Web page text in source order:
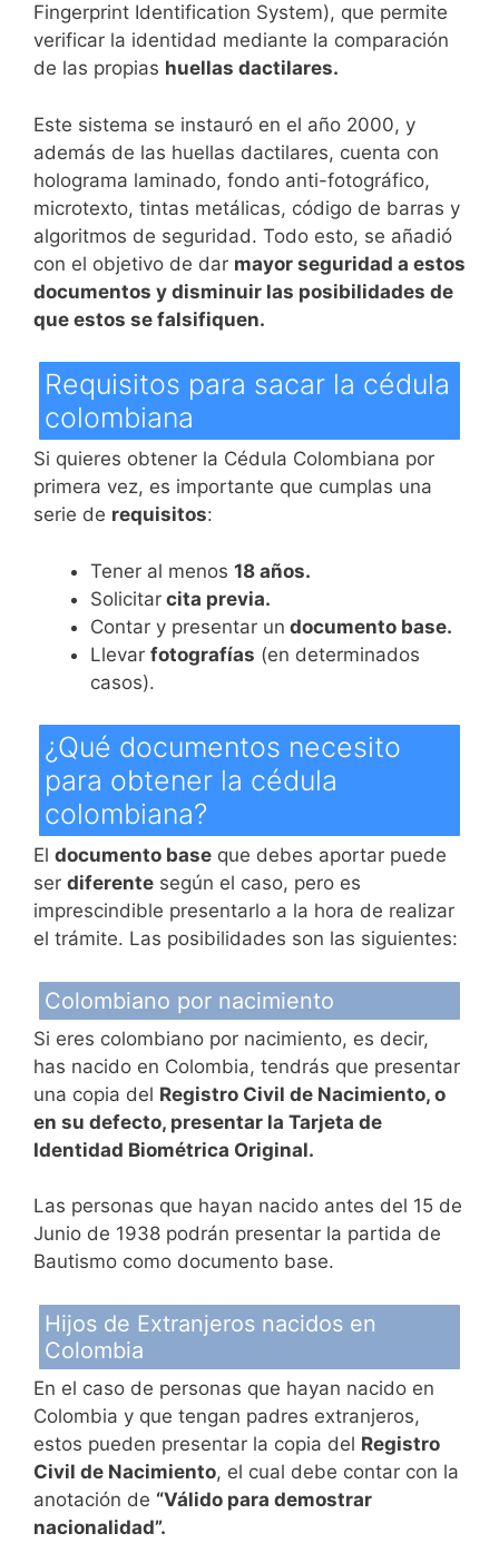
Fingerprint Identification System), que permite
verificar la identidad mediante la comparación
de las propias huellas dactilares.
Este sistema se instauró en el año 2000, y
además de las huellas dactilares, cuenta con
holograma laminado, fondo anti-fotográfico,
microtexto, tintas metálicas, código de barras y
algoritmos de seguridad. Todo esto, se añadió
con el objetivo de dar mayor seguridad a estos
documentos y disminuir las posibilidades de
que estos se falsifiquen.
Requisitos para sacar la cédula
colombiana
Si quieres obtener la Cédula Colombiana por
primera vez, es importante que cumplas una
serie de requisitos:
Tener al menos 18 años.
Solicitar cita previa.
Contar y presentar un documento base.
Llevar fotografías (en determinados
casos).
¿Qué documentos necesito
para obtener la cédula
colombiana?
El documento base que debes aportar puede
ser diferente según el caso, pero es
imprescindible presentarlo a la hora de realizar
el trámite. Las posibilidades son las siguientes:
Colombiano por nacimiento
Si eres colombiano por nacimiento, es decir,
has nacido en Colombia, tendrás que presentar
una copia del Registro Civil de Nacimiento, o
en su defecto, presentar la Tarjeta de
Identidad Biométrica Original.
Las personas que hayan nacido antes del 15 de
Junio de 1938 podrán presentar la partida de
Bautismo como documento base.
Hijos de Extranjeros nacidos en
Colombia
En el caso de personas que hayan nacido en
Colombia y que tengan padres extranjeros,
estos pueden presentar la copia del Registro
Civil de Nacimiento, el cual debe contar con la
anotación de “Válido para demostrar
nacionalidad”.